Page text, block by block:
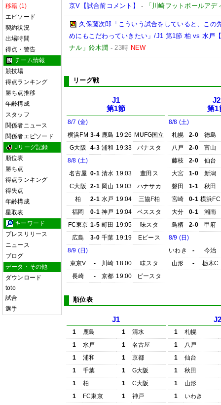
移籍 (1)
エピソード
契約状況
出場時間
得点・警告
チーム情報
競技場
得点ランキング
勝ち点推移
年齢構成
スタッフ
関係者ニュース
関係者エピソード
Jリーグ記録
順位表
勝ち点
得点ランキング
得失点
年齢構成
星取表
キーワード
プレスリリース
ニュース
ブログ
データ・その他
ダウンロード
toto
試合
選手
京V【試合前コメント】
- 「川崎フットボールアデ
久保藤次郎「こういう試合をしていると、こ
めにもこだわっていきたい」/J1 第1節 柏 vs 水戸
ナル」鈴木潤 -23時 NEW
リーグ戦
J1
第1節
8/7 (金)
横浜FM 3-4 鹿島 19:26 MUFG国立
G大阪
4-3 浦和 19:33
パナスタ
8/8 (土)
名古屋 0-1 清水 19:03
豊田ス
C大阪
2-1 岡山 19:03
ハナサカ
柏
2-1 水戸 19:04
三協F柏
福岡
0-1 神戸 19:04
ベススタ
FC東京 1-5 町田 19:05
味スタ
広島
3-0 千葉 19:19
Eピース
8/9 (日)
東京V
- 川崎 18:00
味スタ
長崎
- 京都 19:00 ピースタ
J2
第1
8/8 (土)
札幌
2-0
徳島
八戸
2-0
富山
藤枝
2-0
仙台
大宮
1-0
新潟
磐田
1-1
秋田
宮崎
0-1 横浜FC
大分
0-1
湘南
鳥栖
2-0
甲府
8/9 (日)
いわき
-
今治
山形
- 栃木C
順位表
J1
1 鹿島 1
清水
1
水戸 1
名古屋
1
浦和 1
京都
1
千葉 1
G大阪
1
柏 1
C大阪
1
FC東京 1
神戸
1
札幌
1
八戸
1
仙台
1
秋田
1
山形
1
いわき